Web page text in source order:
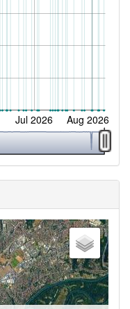
Jul 2026 Aug 2026